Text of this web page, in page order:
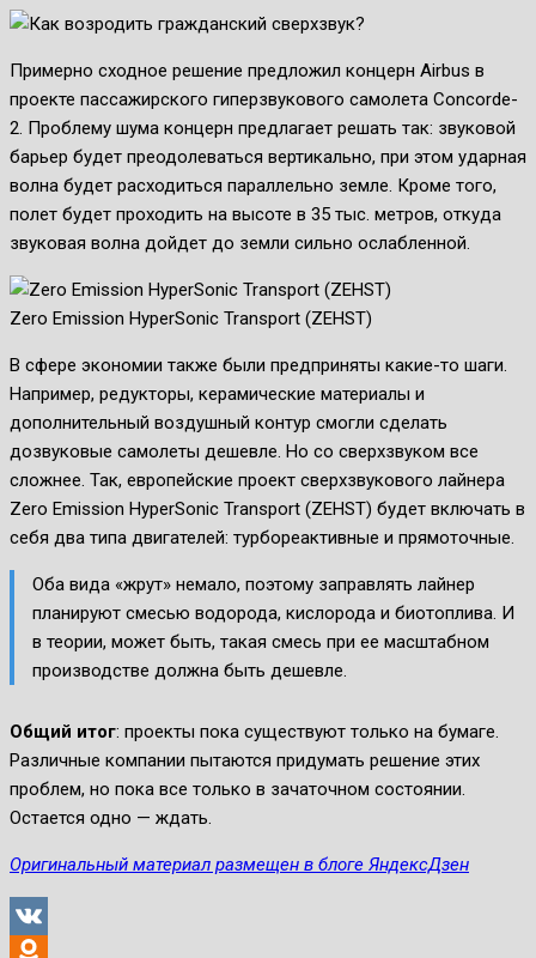
Примерно сходное решение предложил концерн Airbus в
проекте пассажирского гиперзвукового самолета Concorde-
2. Проблему шума концерн предлагает решать так: звуковой
барьер будет преодолеваться вертикально, при этом ударная
волна будет расходиться параллельно земле. Кроме того,
полет будет проходить на высоте в 35 тыс. метров, откуда
звуковая волна дойдет до земли сильно ослабленной.
Zero Emission HyperSonic Transport (ZEHST)
В сфере экономии также были предприняты какие-то шаги.
Например, редукторы, керамические материалы и
дополнительный воздушный контур смогли сделать
дозвуковые самолеты дешевле. Но со сверхзвуком все
сложнее. Так, европейские проект сверхзвукового лайнера
Zero Emission HyperSonic Transport (ZEHST) будет включать в
себя два типа двигателей: турбореактивные и прямоточные.
Оба вида «жрут» немало, поэтому заправлять лайнер
планируют смесью водорода, кислорода и биотоплива. И
в теории, может быть, такая смесь при ее масштабном
производстве должна быть дешевле.
Общий итог: проекты пока существуют только на бумаге.
Различные компании пытаются придумать решение этих
проблем, но пока все только в зачаточном состоянии.
Остается одно — ждать.
Оригинальный материал размещен в блоге ЯндексДзен